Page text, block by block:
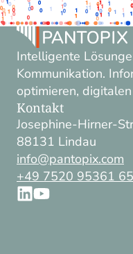
Intelligente
Kommunikation.
optimieren,
Kontakt
Josephine-Hirner-
88131 Lindau
info@pantopix.com
+49 7520 95361 65